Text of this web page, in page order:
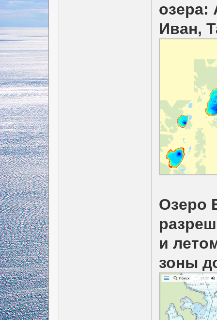
озера:
Иван,
Озеро
и
зоны